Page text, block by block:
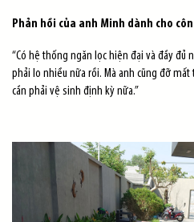
Phản hồi của anh Minh dành cho
“Có hệ thống ngăn lọc hiện đại và đầy đủ
phải lo nhiều nữa rồi. Mà anh cũng đỡ
cần phải vệ sinh định kỳ nữa.”